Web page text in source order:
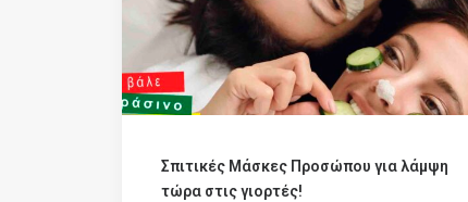
Σπιτικές Μάσκες Προσώπου για λάμψη
τώρα στις γιορτές!